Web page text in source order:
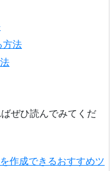
方法
ぜひ読んでみてくだ
作成できるおすすめツ